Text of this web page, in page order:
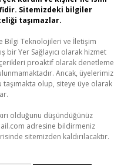
Sitemizdeki bilgiler
taşımazlar.
Bilgi Teknolojileri ve İletişim
bir Yer Sağlayıcı olarak hizmet
proaktif olarak denetleme
Ancak, üyelerimiz
olup, siteye üye olarak
olduğunu düşündüğünüz
adresine bildirmeniz
sitemizden kaldırılacaktır.